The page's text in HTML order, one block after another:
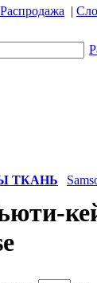
Распродажа |
ТКАНЬ